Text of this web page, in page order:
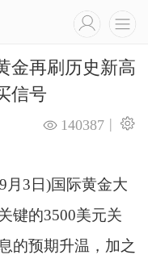
金再刷历史新高
信号
|
140387
月3日)国际黄金大
键的3500美元关
的预期升温，加之